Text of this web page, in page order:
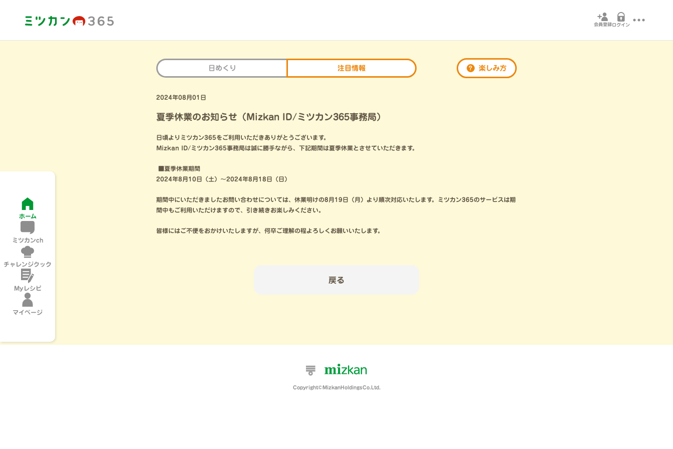
会員登録ログイン
日めくり 注目情報 ? 楽しみ方
2024年08月01日
夏季休業のお知らせ（Mizkan ID/ミツカン365事務局）
日頃よりミツカン365をご利用いただきありがとうございます。
Mizkan ID/ミツカン365事務局は誠に勝手ながら、下記期間は夏季休業とさせていただきます。
■夏季休業期間
2024年8月10日（土）～2024年8月18日（日）
期間中にいただきましたお問い合わせについては、休業明けの8月19日（月）より順次対応いたします。ミツカン365のサービスは期
間中もご利用いただけますので、引き続きお楽しみください。
皆様にはご不便をおかけいたしますが、何卒ご理解の程よろしくお願いいたします。
戻る
Copyright©MizkanHoldingsCo.Ltd.
ホーム
ミツカンch
チャレンジクック
Myレシピ
マイページ